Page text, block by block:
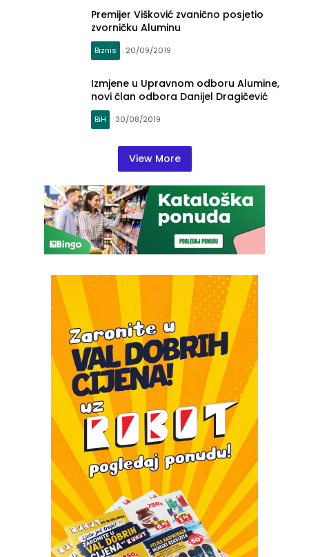
Premijer Višković zvanično posjetio
zvorničku Aluminu
Biznis 20/09/2019
Izmjene u Upravnom odboru Alumine,
novi član odbora Danijel Dragičević
BiH 30/08/2019
View More